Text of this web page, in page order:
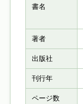
書名
著者
出版社
刊行年
ページ数